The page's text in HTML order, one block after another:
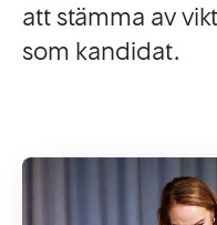
att stämma av
som kandidat.